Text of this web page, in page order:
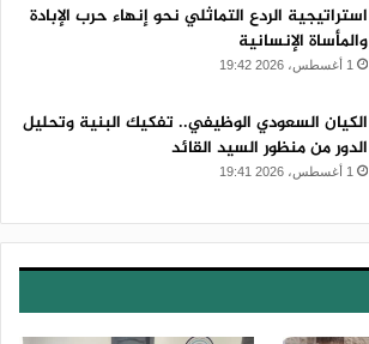
استراتيجية الردع التماثلي نحو إنهاء حرب الإبادة
والمأساة الإنسانية
1 أغسطس، 2026 19:42
الكيان السعودي الوظيفي.. تفكيك البنية وتحليل
الدور من منظور السيد القائد
1 أغسطس، 2026 19:41